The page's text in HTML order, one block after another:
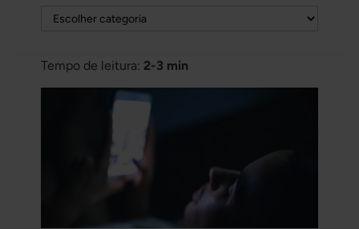
Tempo de leitura: 2-3 min